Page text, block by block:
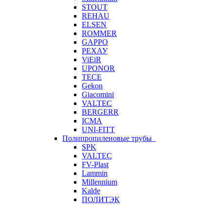
STOUT
REHAU
ELSEN
ROMMER
GAPPO
РЕХАУ
ViEiR
UPONOR
TECE
Gekon
Giacomini
VALTEC
BERGERR
ICMA
UNI-FITT
Полипропиленовые трубы
SPK
VALTEC
FV-Plast
Lammin
Millennium
Kalde
ПОЛИТЭК